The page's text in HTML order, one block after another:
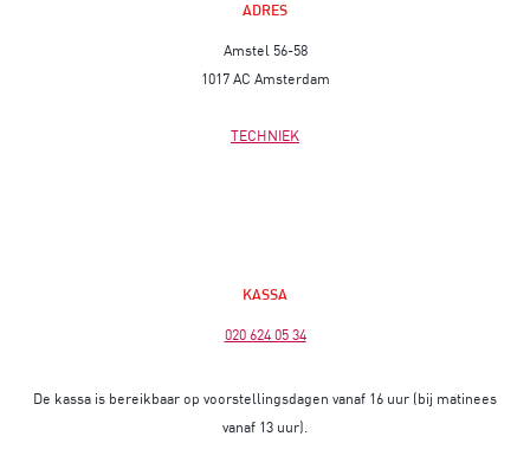
ADRES
Amstel 56-58
1017 AC Amsterdam
TECHNIEK
KASSA
020 624 05 34
De kassa is bereikbaar op voorstellingsdagen vanaf 16 uur (bij matinees
vanaf 13 uur).